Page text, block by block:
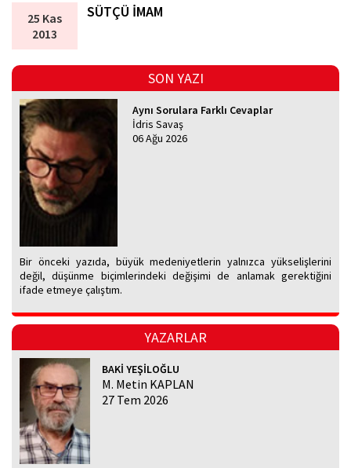
25 Kas
2013
SÜTÇÜ İMAM
SON YAZI
Aynı Sorulara Farklı Cevaplar
İdris Savaş
06 Ağu 2026
Bir önceki yazıda, büyük medeniyetlerin yalnızca yükselişlerini
değil, düşünme biçimlerindeki değişimi de anlamak gerektiğini
ifade etmeye çalıştım.
YAZARLAR
BAKİ YEŞİLOĞLU
M. Metin KAPLAN
27 Tem 2026